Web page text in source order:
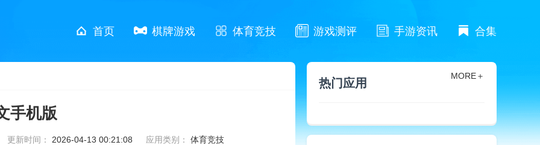
首页 棋牌游戏 体育竞技 游戏测评 手游资讯 合集
手机版
更新时间： 2026-04-13 00:21:08 应用类别： 体育竞技
热门应用
MORE＋